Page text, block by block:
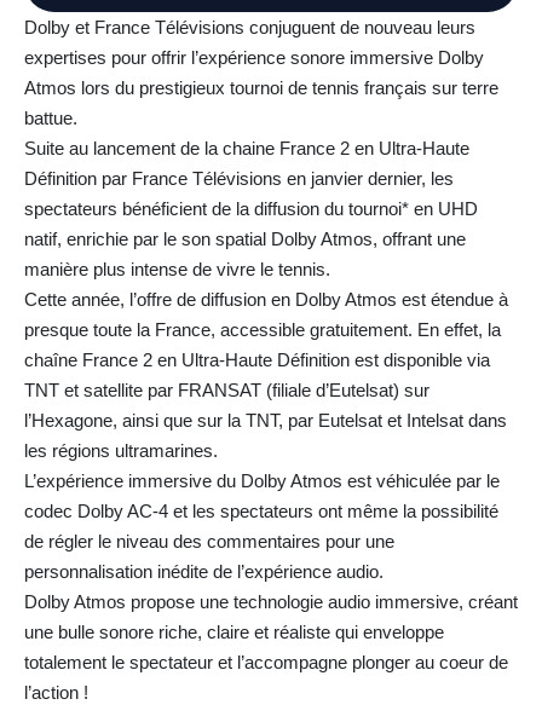
Dolby et France Télévisions conjuguent de nouveau leurs
expertises pour offrir l’expérience sonore immersive Dolby
Atmos lors du prestigieux tournoi de tennis français sur terre
battue.
Suite au lancement de la chaine France 2 en Ultra-Haute
Définition par France Télévisions en janvier dernier, les
spectateurs bénéficient de la diffusion du tournoi* en UHD
natif, enrichie par le son spatial Dolby Atmos, offrant une
manière plus intense de vivre le tennis.
Cette année, l’offre de diffusion en Dolby Atmos est étendue à
presque toute la France, accessible gratuitement. En effet, la
chaîne France 2 en Ultra-Haute Définition est disponible via
TNT et satellite par FRANSAT (filiale d’Eutelsat) sur
l’Hexagone, ainsi que sur la TNT, par Eutelsat et Intelsat dans
les régions ultramarines.
L’expérience immersive du Dolby Atmos est véhiculée par le
codec Dolby AC-4 et les spectateurs ont même la possibilité
de régler le niveau des commentaires pour une
personnalisation inédite de l’expérience audio.
Dolby Atmos propose une technologie audio immersive, créant
une bulle sonore riche, claire et réaliste qui enveloppe
totalement le spectateur et l’accompagne plonger au coeur de
l’action !